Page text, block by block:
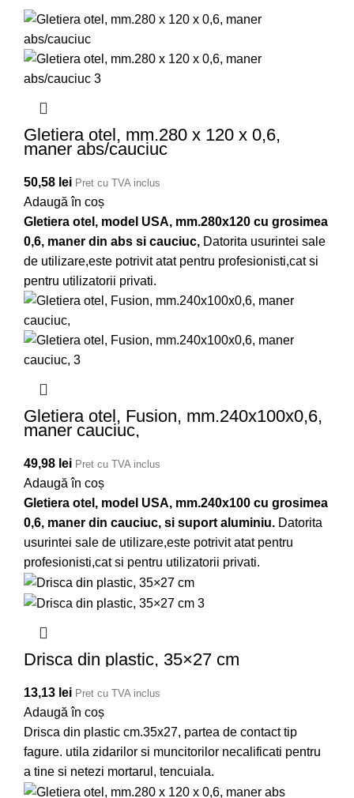
Gletiera otel, mm.280 x 120 x 0,6,
maner abs/cauciuc
50,58 lei Pret cu TVA inclus
Adaugă în coș
Gletiera otel, model USA, mm.280x120 cu grosimea
0,6, maner din abs si cauciuc, Datorita usurintei sale
de utilizare,este potrivit atat pentru profesionisti,cat si
pentru utilizatorii privati.
Gletiera otel, Fusion, mm.240x100x0,6,
maner cauciuc,
49,98 lei Pret cu TVA inclus
Adaugă în coș
Gletiera otel, model USA, mm.240x100 cu grosimea
0,6, maner din cauciuc, si suport aluminiu. Datorita
usurintei sale de utilizare,este potrivit atat pentru
profesionisti,cat si pentru utilizatorii privati.
Drisca din plastic, 35×27 cm
13,13 lei Pret cu TVA inclus
Adaugă în coș
Drisca din plastic cm.35x27, partea de contact tip
fagure. utila zidarilor si muncitorilor necalificati pentru
a tine si netezi mortarul, tencuiala.